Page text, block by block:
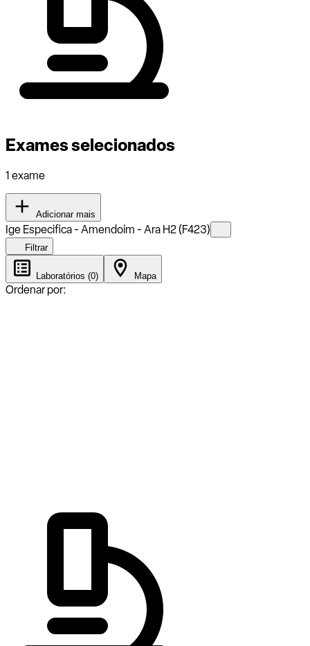
Exames selecionados
1 exame
Adicionar mais
Ige Especifica - Amendoim - Ara H2 (F423)
Filtrar
Laboratórios (0) Mapa
Ordenar por: